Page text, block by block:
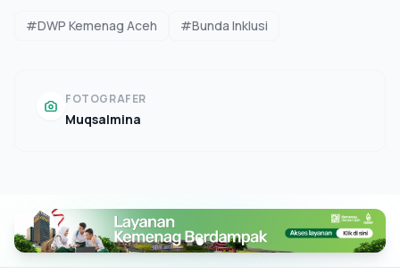
#DWP Kemenag Aceh #Bunda Inklusi
FOTOGRAFER
Muqsalmina